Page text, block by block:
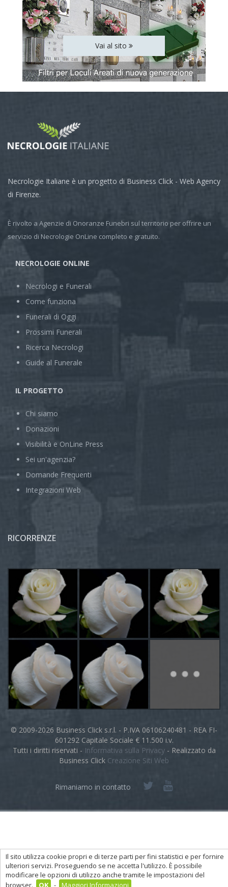
Vai al sito
Necrologie Italiane è un progetto di Business Click - Web Agency
di Firenze.
È rivolto a Agenzie di Onoranze Funebri sul territorio per offrire un
servizio di Necrologie OnLine completo e gratuito.
NECROLOGIE ONLINE
Necrologi e Funerali
Come funziona
Funerali di Oggi
Prossimi Funerali
Ricerca Necrologi
Guide al Funerale
IL PROGETTO
Chi siamo
Donazioni
Visibilità e OnLine Press
Sei un'agenzia?
Domande Frequenti
Integrazioni Web
RICORRENZE
© 2009-2026 Business Click s.r.l. - P.IVA 06106240481 - REA FI-
601292 Capitale Sociale € 11.500 i.v.
Tutti i diritti riservati - Informativa sulla Privacy- Realizzato da
Business Click Creazione Siti Web
Rimaniamo in contatto
Il sito utilizza cookie propri e di terze parti per fini statistici e per fornire
ulteriori servizi. Proseguendo se ne accetta l'utilizzo. È possibile
modificare le opzioni di utilizzo anche tramite le impostazioni del
browser.
OK - Maggiori Informazioni